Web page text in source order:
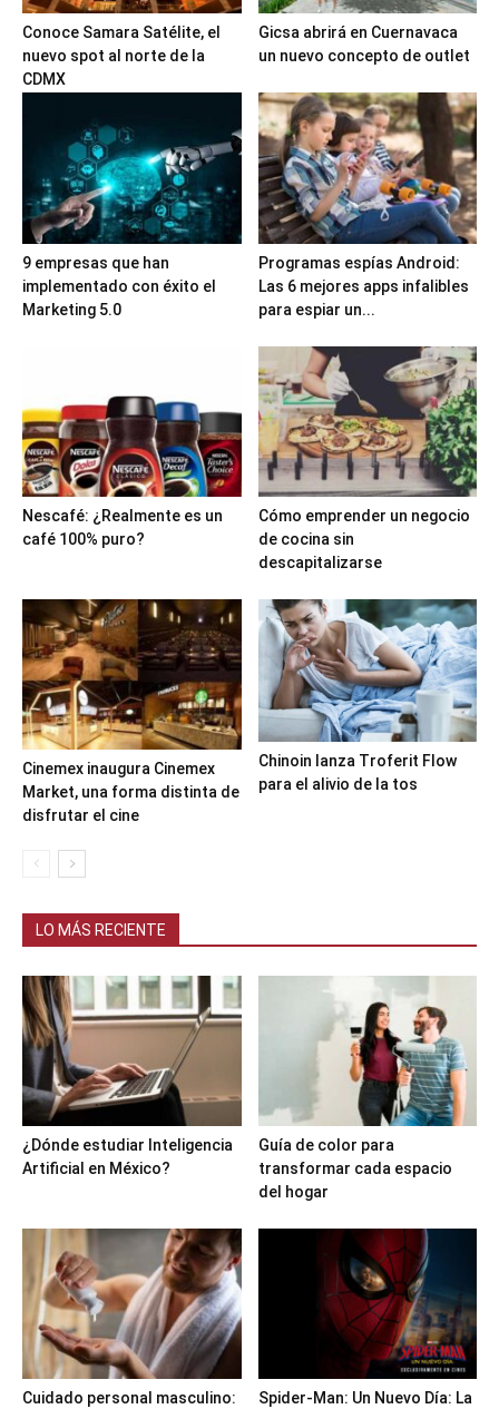
Conoce Samara Satélite, el
nuevo spot al norte de la
CDMX
Gicsa abrirá en Cuernavaca
un nuevo concepto de outlet
9 empresas que han
implementado con éxito el
Marketing 5.0
Programas espías Android:
Las 6 mejores apps infalibles
para espiar un...
Nescafé: ¿Realmente es un
café 100% puro?
Cómo emprender un negocio
de cocina sin
descapitalizarse
Cinemex inaugura Cinemex
Market, una forma distinta de
disfrutar el cine
Chinoin lanza Troferit Flow
para el alivio de la tos
LO MÁS RECIENTE
¿Dónde estudiar Inteligencia
Artificial en México?
Guía de color para
transformar cada espacio
del hogar
Cuidado personal masculino:
Spider-Man: Un Nuevo Día: La